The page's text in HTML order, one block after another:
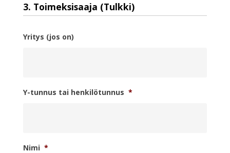
3. Toimeksisaaja (Tulkki)
Yritys (jos on)
Y-tunnus tai henkilötunnus *
Nimi *